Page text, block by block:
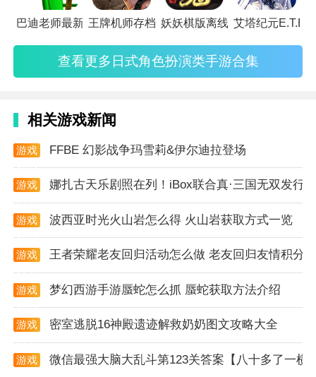
2. 丰富的声音库：游戏内置了多种高质量的声音样本，
包括自然声音、轻柔音乐、人声等，玩家可以根据自己
的喜好进行选择和组合。
作品，还可以与其他玩家分享交流，形成一个充满创意
1. 游戏目标：通过创作和分享asmr作品，帮助其他玩
2. 游戏界面：简洁而精致的游戏界面，包括声音库、创
作工具、社区交流等板块。
3. 游戏操作：玩家可以通过简单的点击和拖拽操作，选
择声音样本、调整音量和节奏，创作个性化的asmr作
品。
游戏玩法
巴迪老师最新版王牌机师存档版妖妖棋版离线版艾塔纪元E.T.E
查看更多日式角色扮演类手游合集
相关游戏新闻
游戏
FFBE 幻影战争玛雪莉&伊尔迪拉登场
游戏
娜扎古天乐剧照在列！iBox联合真·三国无双发行
游戏
波西亚时光火山岩怎么得 火山岩获取方式一览
游戏
王者荣耀老友回归活动怎么做 老友回归友情积分
游戏
梦幻西游手游蜃蛇怎么抓 蜃蛇获取方法介绍
游戏
密室逃脱16神殿遗迹解救奶奶图文攻略大全
游戏
微信最强大脑大乱斗第123关答案【八十多了一横